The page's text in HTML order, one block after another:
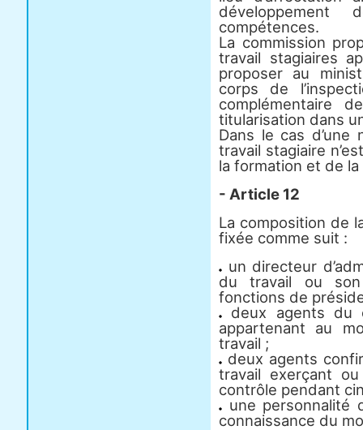
développement
compétences.
La commission
travail stagiaires
proposer au
corps de
complémentaire
titularisation dans
Dans le cas d’une
travail stagiaire
la formation et de
- Article 12
La composition de
fixée comme suit :
un directeur
du travail ou
fonctions de
deux agents du
appartenant au
travail ;
deux agents
travail exerçant
contrôle pendant
une personnalité
connaissance du